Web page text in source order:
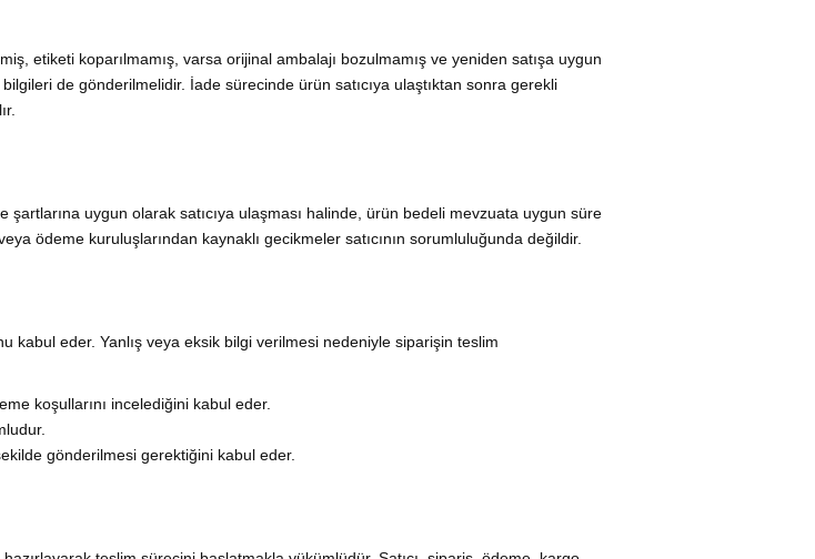
etiketi koparılmamış, varsa orijinal ambalajı bozulmamış ve yeniden satışa uygun
de gönderilmelidir. İade sürecinde ürün satıcıya ulaştıktan sonra gerekli
şartlarına uygun olarak satıcıya ulaşması halinde, ürün bedeli mevzuata uygun süre
ödeme kuruluşlarından kaynaklı gecikmeler satıcının sorumluluğunda değildir.
kabul eder. Yanlış veya eksik bilgi verilmesi nedeniyle siparişin teslim
koşullarını incelediğini kabul eder.
gönderilmesi gerektiğini kabul eder.